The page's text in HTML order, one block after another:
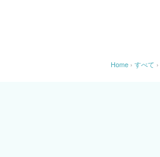
Home › すべて ›